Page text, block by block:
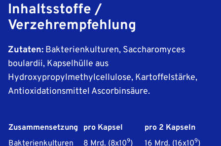
Inhaltsstoffe /
Verzehrempfehlung
Zutaten: Bakterienkulturen, Saccharomyces
boulardii, Kapselhülle aus
Hydroxypropylmethylcellulose, Kartoffelstärke,
Antioxidationsmittel Ascorbinsäure.
Zusammensetzung pro Kapsel
pro 2 Kapseln
Bakterienkulturen
8 Mrd. (8x109) 16 Mrd. (16x109)